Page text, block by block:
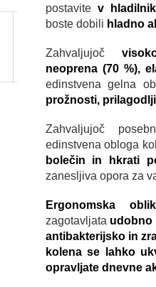
postavite v
boste dobili hladno
Zahvaljujoč
neoprena (70 %),
edinstvena gelna
prožnosti,
Zahvaljujoč
edinstvena obloga
bolečin in hkrati
zanesljiva opora za
Ergonomska
zagotavljata udobno
antibakterijsko in
kolena se lahko
opravljate dnevne